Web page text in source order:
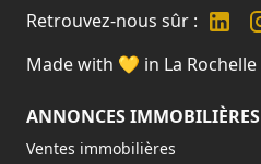
Retrouvez-nous sûr :
Made with 💛 in La Rochelle
ANNONCES IMMOBILIÈRES
Ventes immobilières